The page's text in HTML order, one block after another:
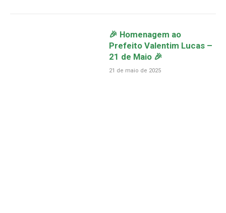
🎉 Homenagem ao
Prefeito Valentim Lucas –
21 de Maio 🎉
21 de maio de 2025